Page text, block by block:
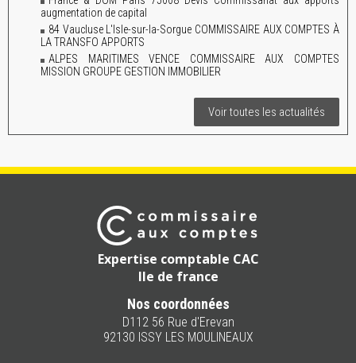
augmentation de capital
84 Vaucluse L'Isle-sur-la-Sorgue COMMISSAIRE AUX COMPTES À
LA TRANSFO APPORTS
ALPES MARITIMES VENCE COMMISSAIRE AUX COMPTES
MISSION GROUPE GESTION IMMOBILIER
Voir toutes les actualités
Expertise comptable CAC
Ile de france
Nos coordonnées
D112 56 Rue d'Erevan
92130 ISSY LES MOULINEAUX